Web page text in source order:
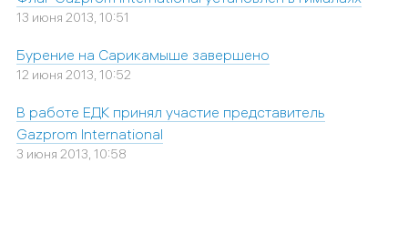
13 июня 2013, 10:51
Бурение на Сарикамыше завершено
12 июня 2013, 10:52
В работе ЕДК принял участие представитель
Gazprom International
3 июня 2013, 10:58